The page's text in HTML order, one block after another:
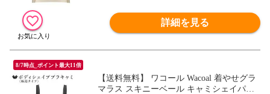
詳細を見る
8/7時点_ポイント最大11倍
【送料無料】 ワコール Wacoal 着やせグラ
マラス スキニーベール キャミシェイパー